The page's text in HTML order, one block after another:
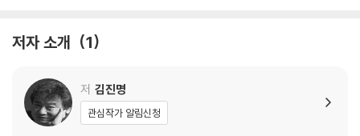
와 거침없는 상상력으로 그려낸 『세종의 나라』는 한글이 단순한 문자가 아
기였음을 증명한다.
“백성이 억울한 일을 당해 살점이 뜯겨 나가도,
색동 주머니
금혼령
사랑이 미움 되면
권세의 이면
저자 소개 1
저 김진명
관심작가 알림신청